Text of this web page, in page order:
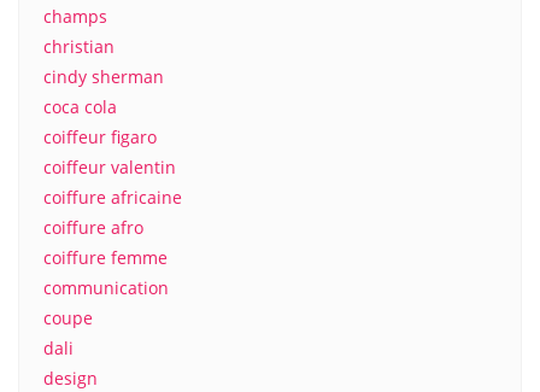
champs
christian
cindy sherman
coca cola
coiffeur figaro
coiffeur valentin
coiffure africaine
coiffure afro
coiffure femme
communication
coupe
dali
design